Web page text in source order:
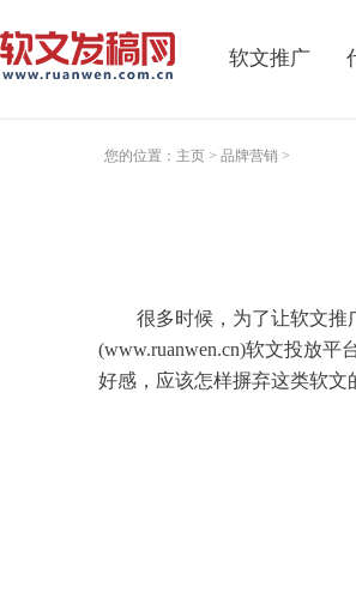
软文推广
您的位置： 主页 > 品牌营销 >
很多时候，为了让软文推
(www.ruanwen.cn)软文投放平
好感，应该怎样摒弃这类软文